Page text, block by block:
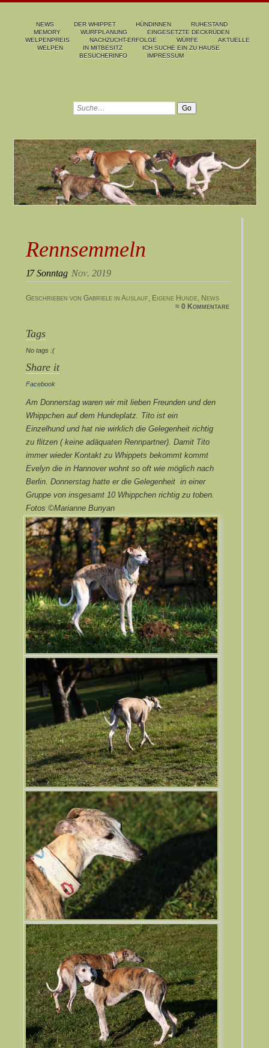
NEWS DER WHIPPET HÜNDINNEN
RUHESTAND
MEMORY
WURFPLANUNG
EINGESETZTE DECKRÜDEN
WELPENPREIS
NACHZUCHT-ERFOLGE WÜRFE
AKTUELLE
WELPEN
IN MITBESITZ
ICH SUCHE EIN ZU HAUSE
BESUCHERINFO
IMPRESSUM
Rennsemmeln
17 Sonntag Nov. 2019
Geschrieben von Gabriele in Auslauf, Eigene Hunde, News
≈ 0 Kommentare
Tags
No tags :(
Share it
Facebook
Am Donnerstag waren wir mit lieben Freunden und den
Whippchen auf dem Hundeplatz. Tito ist ein
Einzelhund und hat nie wirklich die Gelegenheit richtig
zu flitzen ( keine adäquaten Rennpartner). Damit Tito
immer wieder Kontakt zu Whippets bekommt kommt
Evelyn die in Hannover wohnt so oft wie möglich nach
Berlin. Donnerstag hatte er die Gelegenheit in einer
Gruppe von insgesamt 10 Whippchen richtig zu toben.
Fotos ©Marianne Bunyan